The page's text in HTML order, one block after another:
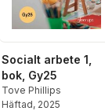
Socialt arbete 1,
bok, Gy25
Tove Phillips
Häftad, 2025